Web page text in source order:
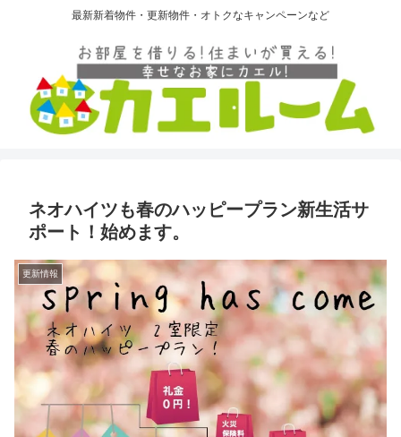
最新新着物件・更新物件・オトクなキャンペーンなど
ネオハイツも春のハッピープラン新生活サ
ポート！始めます。
更新情報